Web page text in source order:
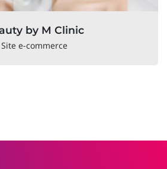
by M Clinic
Site e-commerce